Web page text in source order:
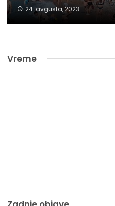
24. avgusta, 2023
Vreme